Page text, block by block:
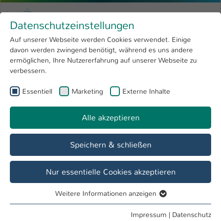
Menu
Forschung 4
Open submenu
Hochschule
International
Zum Hauptinhalt springen
Hochschule Kaiserslautern
Sie sind hier:
Studieninteressierte
Fachbereich
Übersicht Studieninteressierte Studierende
Zulassungsbedingungen für das Studium in
den Bachelorstudiengängen des
Fachbereiches Angewandte
Ingenieurwissenschaften
Die Zulassung zum Studium an der Hochschule
Datenschutzeinstellungen
Auf unserer Webseite werden Cookies verwendet. Einige
davon werden zwingend benötigt, während es uns andere
ermöglichen, Ihre Nutzererfahrung auf unserer Webseite zu
verbessern.
Essentiell Marketing Externe Inhalte
Alle akzeptieren
Speichern & schließen
Nur essentielle Cookies akzeptieren
Essentielle Cookies werden für grundlegende Funktionen
Weitere Informationen anzeigen
Impressum | Datenschutz